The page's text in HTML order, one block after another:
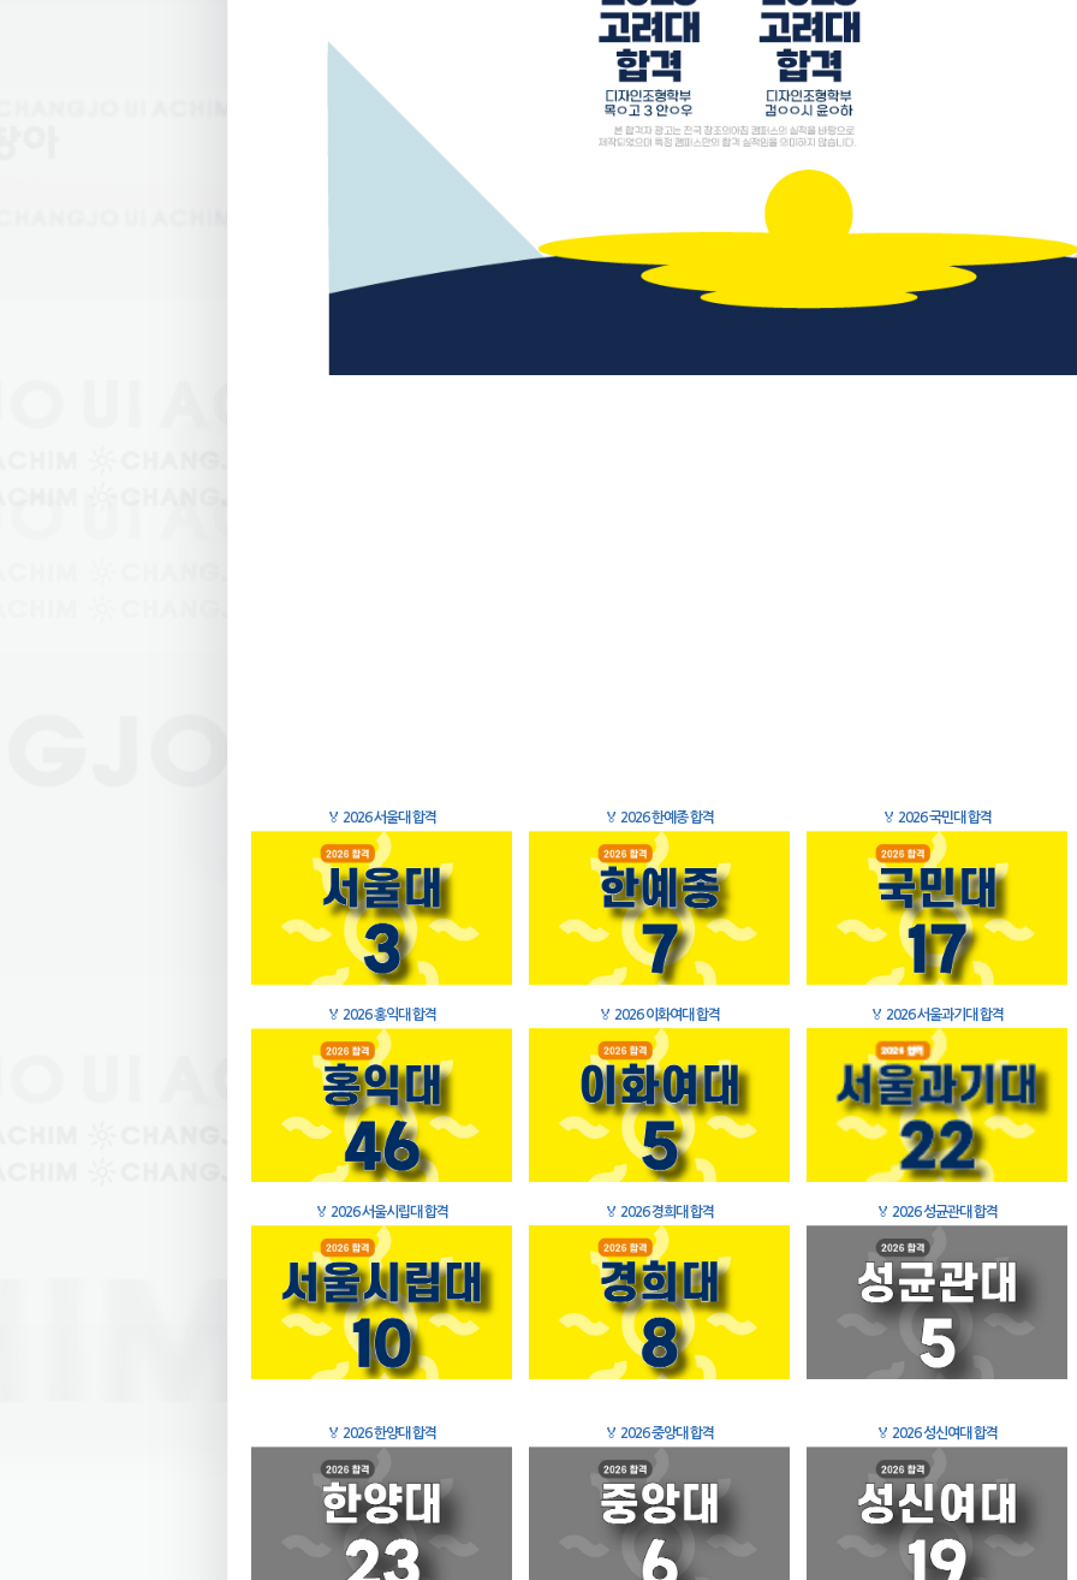
🏅 2026 서울대 합격 🏅 2026 한예종 합격 🏅 2026 국민대 합격
🏅 2026 홍익대 합격 🏅 2026 이화여대 합격 🏅 2026 서울과기대 합격
🏅 2026 서울시립대 합격 🏅 2026 경희대 합격 🏅 2026 성균관대 합격
🏅 2026 한양대 합격 🏅 2026 중앙대 합격 🏅 2026 성신여대 합격